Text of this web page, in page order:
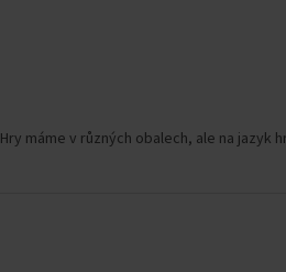
Hry máme v různých obalech, ale na jazyk